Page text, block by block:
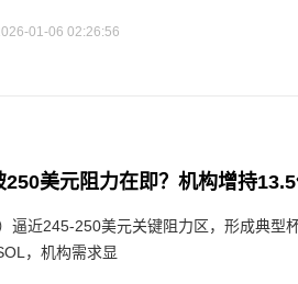
01-06 02:26:56
美元阻力在即？机构增持
逼近245-250美元关键阻力区，形成典型
，机构需求显